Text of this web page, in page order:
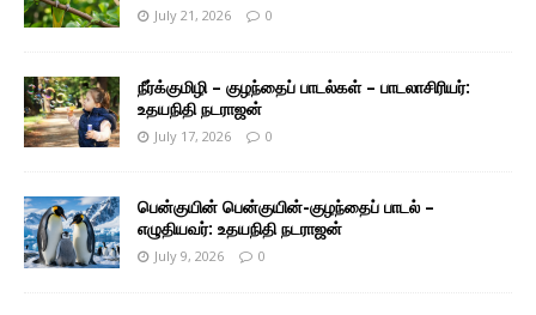
July 21, 2026 0
நீர்க்குமிழி – குழந்தைப் பாடல்கள் – பாடலாசிரியர்:
உதயநிதி நடராஜன்
July 17, 2026 0
பென்குயின் பென்குயின்-குழந்தைப் பாடல் –
எழுதியவர்: உதயநிதி நடராஜன்
July 9, 2026 0